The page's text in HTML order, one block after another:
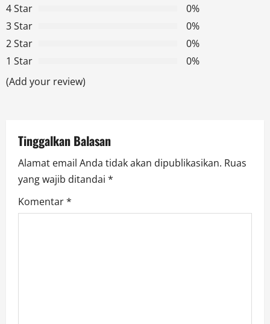
i
g
a
o
n
4 Star
0%
3 Star
0%
2 Star
0%
1 Star
0%
(Add your review)
Tinggalkan Balasan
Alamat email Anda tidak akan dipublikasikan. Ruas
yang wajib ditandai *
Komentar*